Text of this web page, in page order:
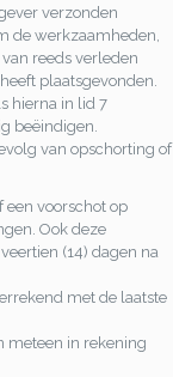
verzonden
de werkzaamheden,
reeds verleden
plaatsgevonden.
hierna in lid 7
beëindigen.
van opschorting of
een voorschot op
Ook deze
(14) dagen na
met de laatste
meteen in rekening